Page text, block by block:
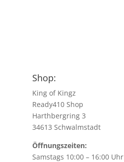
Shop:
King of Kingz
Ready410 Shop
Harthbergring 3
34613 Schwalmstadt
Öffnungszeiten:
Samstags 10:00 – 16:00 Uhr